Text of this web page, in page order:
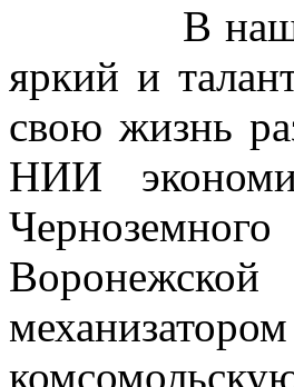
В нашей
яркий и
свою жизнь
НИИ